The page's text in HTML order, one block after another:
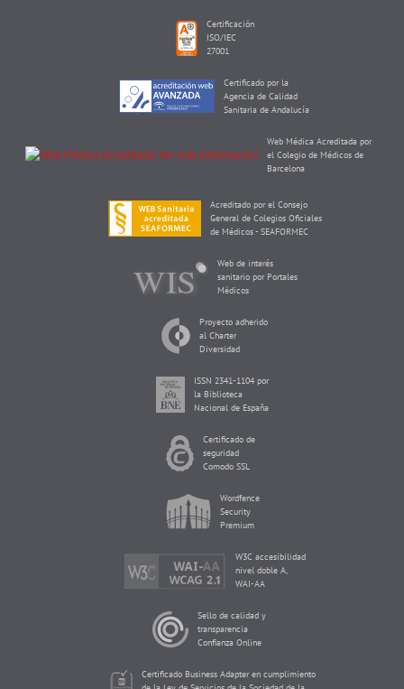
Certificación
ISO/IEC
27001
Certificado por la
Agencia de Calidad
Sanitaria de Andalucía
Web Médica Acreditada por
el Colegio de Médicos de
Barcelona
Acreditado por el Consejo
General de Colegios Oficiales
de Médicos - SEAFORMEC
Web de interés
sanitario por Portales
Médicos
Proyecto adherido
al Charter
Diversidad
ISSN 2341-1104 por
la Biblioteca
Nacional de España
Certificado de
seguridad
Comodo SSL
Wordfence
Security
Premium
W3C accesibilidad
nivel doble A,
WAI-AA
Sello de calidad y
transparencia
Confianza Online
Certificado Business Adapter en cumplimiento